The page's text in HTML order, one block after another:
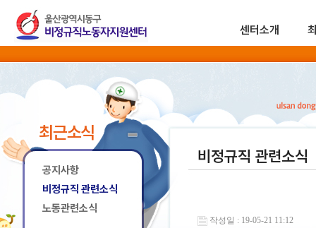
센터소개
최근소식
공지사항
비정규직 관련소식
노동관련소식
비정규직 관련소식
작성일 : 19-05-21 11:12